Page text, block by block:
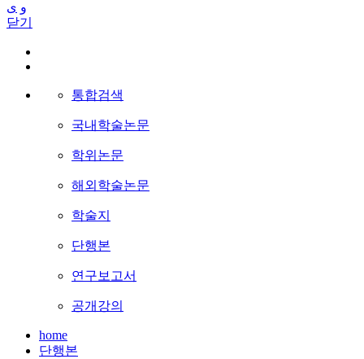
و ی
닫기
통합검색
국내학술논문
학위논문
해외학술논문
학술지
단행본
연구보고서
공개강의
home
단행본